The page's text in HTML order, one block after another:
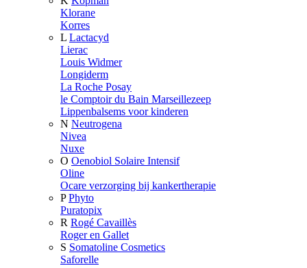
Klorane
Korres
L Lactacyd
Lierac
Louis Widmer
Longiderm
La Roche Posay
le Comptoir du Bain Marseillezeep
Lippenbalsems voor kinderen
N Neutrogena
Nivea
Nuxe
O Oenobiol Solaire Intensif
Oline
Ocare verzorging bij kankertherapie
P Phyto
Puratopix
R Rogé Cavaillès
Roger en Gallet
S Somatoline Cosmetics
Saforelle